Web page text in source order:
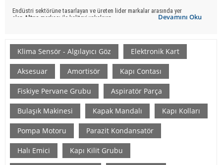
Devamını Oku
Endüstri sektörüne tasarlayan ve üreten lider markalar arasında yer
alan Altus markası ile kaliteyi yakalayın.
Klima Sensör - Algılayıcı Göz Elektronik Kart
Aksesuar Amortisör Kapı Contası
Fiskiye Pervane Grubu Aspiratör Parça
Bulaşık Makinesi Kapak Mandalı Kapı Kolları
Pompa Motoru Parazit Kondansatör
Halı Emici Kapı Kilit Grubu